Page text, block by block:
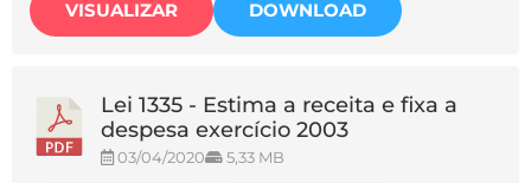
VISUALIZAR DOWNLOAD
Lei 1335 - Estima a receita e fixa a
despesa exercício 2003
03/04/2020 5,33 MB